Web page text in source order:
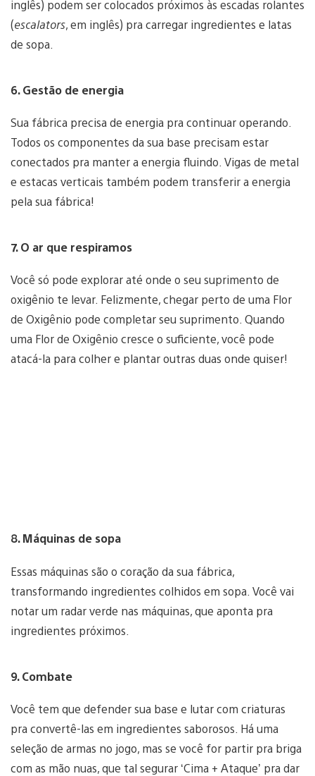
inglês) podem ser colocados próximos às escadas rolantes
(escalators, em inglês) pra carregar ingredientes e latas
de sopa.
6. Gestão de energia
Sua fábrica precisa de energia pra continuar operando.
Todos os componentes da sua base precisam estar
conectados pra manter a energia fluindo. Vigas de metal
e estacas verticais também podem transferir a energia
pela sua fábrica!
7. O ar que respiramos
Você só pode explorar até onde o seu suprimento de
oxigênio te levar. Felizmente, chegar perto de uma Flor
de Oxigênio pode completar seu suprimento. Quando
uma Flor de Oxigênio cresce o suficiente, você pode
atacá-la para colher e plantar outras duas onde quiser!
8. Máquinas de sopa
Essas máquinas são o coração da sua fábrica,
transformando ingredientes colhidos em sopa. Você vai
notar um radar verde nas máquinas, que aponta pra
ingredientes próximos.
9. Combate
Você tem que defender sua base e lutar com criaturas
pra convertê-las em ingredientes saborosos. Há uma
seleção de armas no jogo, mas se você for partir pra briga
com as mão nuas, que tal segurar ‘Cima + Ataque’ pra dar